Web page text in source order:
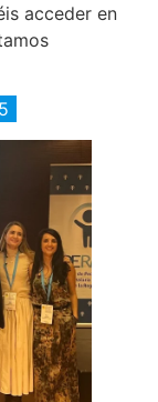
acceder en